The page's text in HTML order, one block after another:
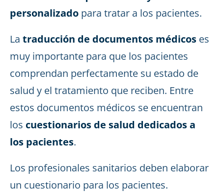
personalizado para tratar a los pacientes.
La traducción de documentos médicos es
muy importante para que los pacientes
comprendan perfectamente su estado de
salud y el tratamiento que reciben. Entre
estos documentos médicos se encuentran
los cuestionarios de salud dedicados a
los pacientes.
Los profesionales sanitarios deben elaborar
un cuestionario para los pacientes.